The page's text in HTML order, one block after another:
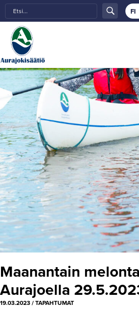
a
Maanantain
Aurajoella
19.03.2023/TAPAHTUMAT